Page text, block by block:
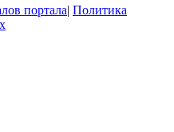
портала| Политика